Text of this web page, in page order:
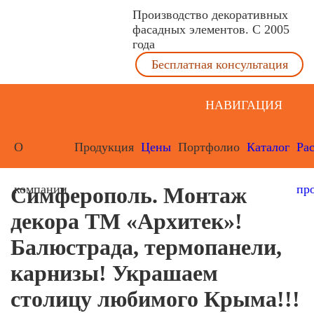
Производство декоративных
фасадных элементов. С 2005
года
Бесплатная консультация
НАВИГАЦИЯ
О
компании
Продукция Цены Портфолио Каталог
Симферополь. Монтаж
декора ТМ «Архитек»!
Балюстрада, термопанели,
карнизы! Украшаем
столицу любимого Крыма!!!